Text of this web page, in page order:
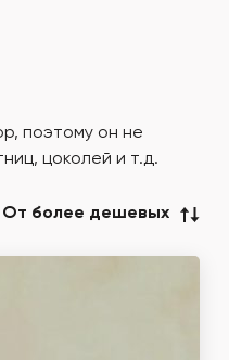
поэтому он не
цоколей и т.д.
От более дешевых